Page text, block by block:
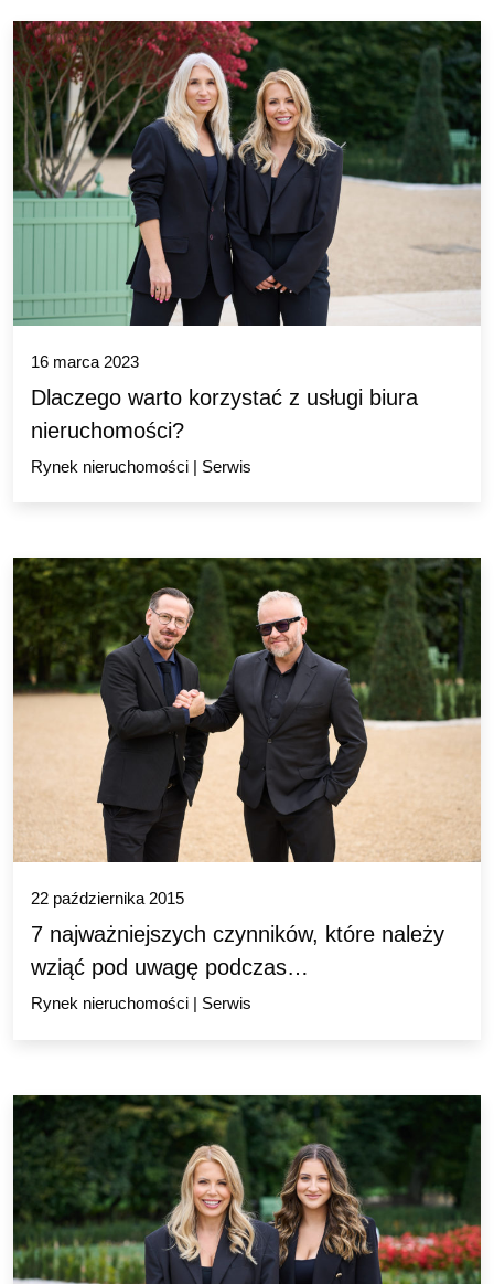
16 marca 2023
Dlaczego warto korzystać z usługi biura
nieruchomości?
Rynek nieruchomości| Serwis
22 października 2015
7 najważniejszych czynników, które należy
wziąć pod uwagę podczas…
Rynek nieruchomości| Serwis